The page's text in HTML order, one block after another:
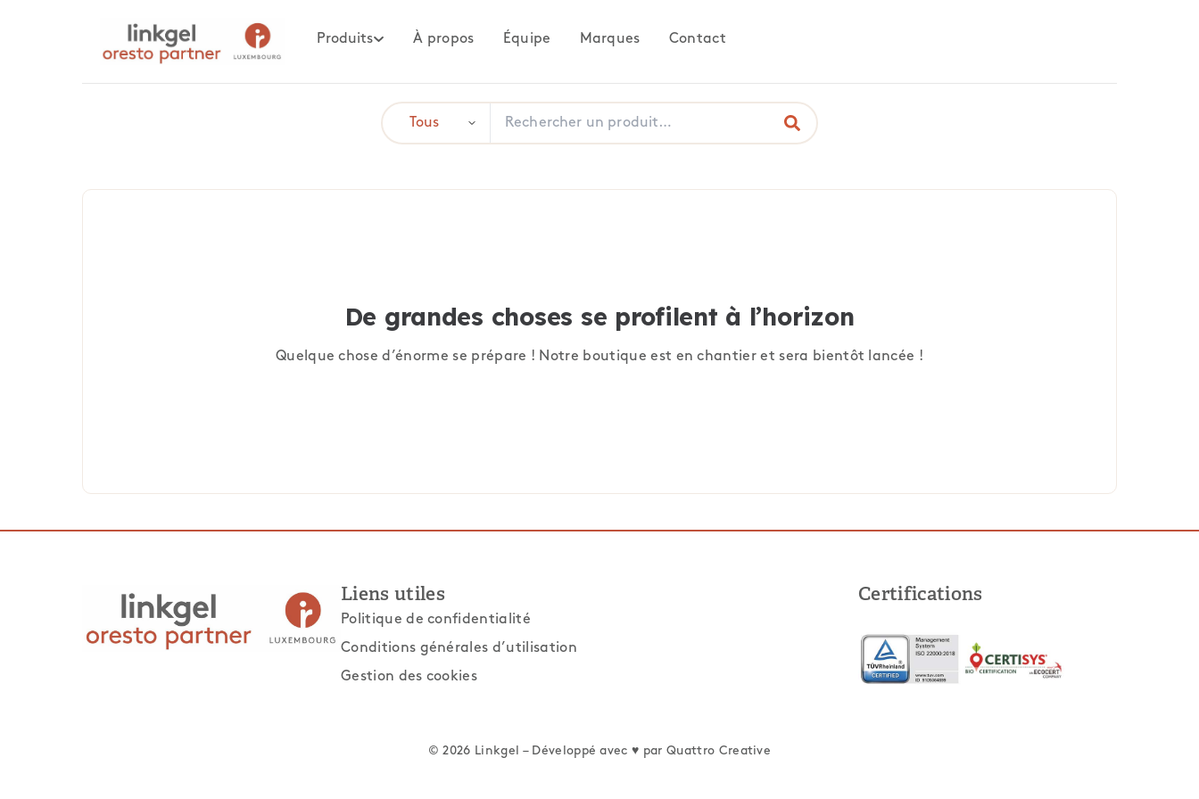
Produits À propos Équipe Marques Contact
De grandes choses se profilent à l’horizon
Quelque chose d’énorme se prépare ! Notre boutique est en chantier et sera bientôt lancée !
Liens utiles
Politique de confidentialité
Conditions générales d’utilisation
Gestion des cookies
Certifications
© 2026 Linkgel – Développé avec ♥ parQuattro Creative